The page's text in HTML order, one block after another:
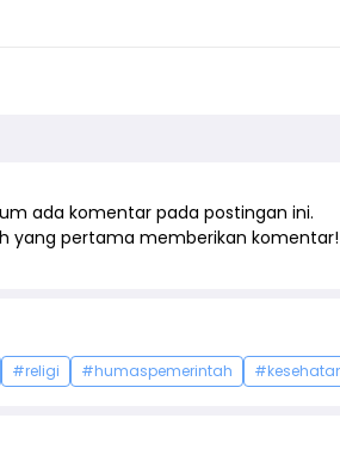
ada komentar pada postingan ini.
yang pertama memberikan komentar!
#religi #humaspemerintah